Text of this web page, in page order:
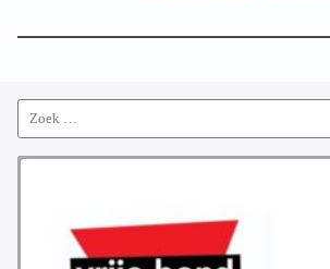
Search
for: